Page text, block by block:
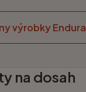
výrobky Endura
na dosah